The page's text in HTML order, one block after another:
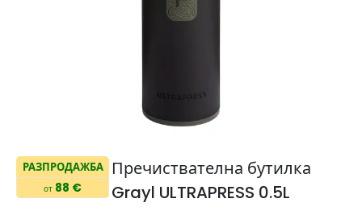
РАЗПРОДАЖБА
от 88 €
Пречиствателна бутилка
Grayl ULTRAPRESS 0.5L